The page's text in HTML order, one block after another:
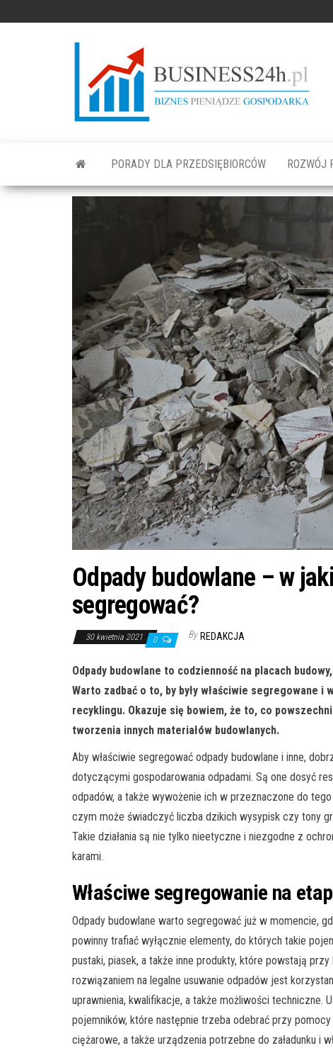
PORADY DLA PRZEDSIĘBIORCÓW ROZWÓJ
Odpady budowlane – w
segregować?
30 kwietnia 2021 0 By REDAKCJA
Odpady budowlane to codzienność na placach
Warto zadbać o to, by były właściwie segregowane
recyklingu. Okazuje się bowiem, że to, co
tworzenia innych materiałów budowlanych.
Aby właściwie segregować odpady budowlane i inne,
dotyczącymi gospodarowania odpadami. Są one dosyć
odpadów, a także wywożenie ich w przeznaczone do
czym może świadczyć liczba dzikich wysypisk czy tony
Takie działania są nie tylko nieetyczne i niezgodne z
karami.
Właściwe segregowanie na
Odpady budowlane warto segregować już w momencie,
powinny trafiać wyłącznie elementy, do których takie
pustaki, piasek, a także inne produkty, które powstają
rozwiązaniem na legalne usuwanie odpadów jest
uprawnienia, kwalifikacje, a także możliwości techniczne.
pojemników, które następnie trzeba odebrać przy
ciężarowe, a także urządzenia potrzebne do załadunku i